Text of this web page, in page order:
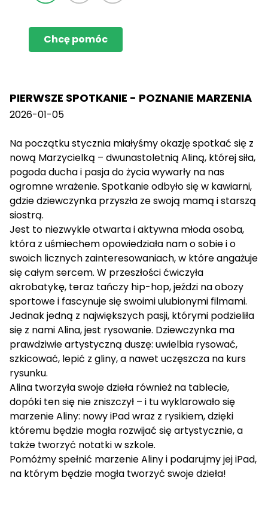
Chcę pomóc
PIERWSZE SPOTKANIE - POZNANIE MARZENIA
2026-01-05
Na początku stycznia miałyśmy okazję spotkać się z
nową Marzycielką – dwunastoletnią Aliną, której siła,
pogoda ducha i pasja do życia wywarły na nas
ogromne wrażenie. Spotkanie odbyło się w kawiarni,
gdzie dziewczynka przyszła ze swoją mamą i starszą
siostrą.
Jest to niezwykle otwarta i aktywna młoda osoba,
która z uśmiechem opowiedziała nam o sobie i o
swoich licznych zainteresowaniach, w które angażuje
się całym sercem. W przeszłości ćwiczyła
akrobatykę, teraz tańczy hip-hop, jeździ na obozy
sportowe i fascynuje się swoimi ulubionymi filmami.
Jednak jedną z największych pasji, którymi podzieliła
się z nami Alina, jest rysowanie. Dziewczynka ma
prawdziwie artystyczną duszę: uwielbia rysować,
szkicować, lepić z gliny, a nawet uczęszcza na kurs
rysunku.
Alina tworzyła swoje dzieła również na tablecie,
dopóki ten się nie zniszczył – i tu wyklarowało się
marzenie Aliny: nowy iPad wraz z rysikiem, dzięki
któremu będzie mogła rozwijać się artystycznie, a
także tworzyć notatki w szkole.
Pomóżmy spełnić marzenie Aliny i podarujmy jej iPad,
na którym będzie mogła tworzyć swoje dzieła!